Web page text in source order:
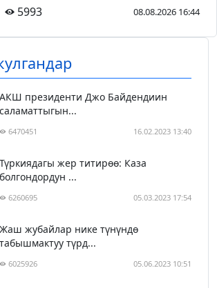
5993 08.08.2026 16:44
АКШ президенти Джо Байдендиин
саламаттыгын...
6470451 16.02.2023 13:40
Түркиядагы жер титирөө: Каза
болгондордун ...
6260695 05.03.2023 17:54
Жаш жубайлар нике түнүндө
табышмактуу түрд...
6025926 05.06.2023 10:51